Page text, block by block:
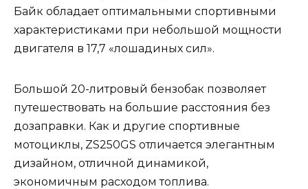
Байк обладает оптимальными спортивными
характеристиками при небольшой мощности
двигателя в 17,7 «лошадиных сил».
Большой 20-литровый бензобак позволяет
путешествовать на большие расстояния без
дозаправки. Как и другие спортивные
мотоциклы, ZS250GS отличается элегантным
дизайном, отличной динамикой,
экономичным расходом топлива.